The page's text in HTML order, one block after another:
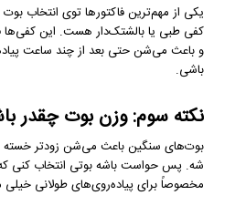
یکی از مهم‌ترین فاکتورها توی انتخاب بوت
کفی طبی یا بالشتک‌دار هست. این
و باعث می‌شن حتی بعد از چند ساعت
باشی.
نکته سوم: وزن بوت چقدر
بوت‌های سنگین باعث می‌شن زودتر
شه. پس حواست باشه بوتی انتخاب کنی
مخصوصاً برای پیاده‌روی‌های طولانی خیلی